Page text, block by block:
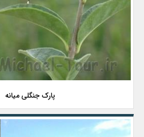
پارک جنگلی میانه